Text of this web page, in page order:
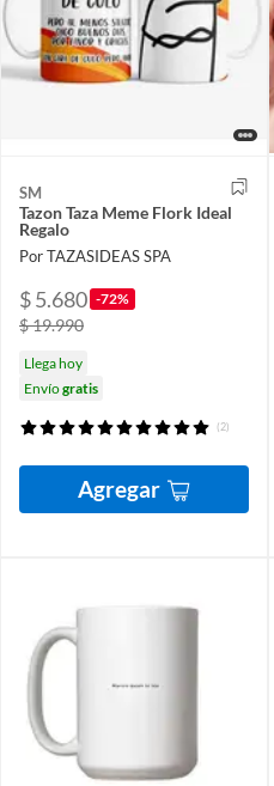
SM
Tazon Taza Meme Flork Ideal
Regalo
Por TAZASIDEAS SPA
$ 5.680 -72%
$ 19.990
Llega hoy
Envíogratis
(2)
Agregar